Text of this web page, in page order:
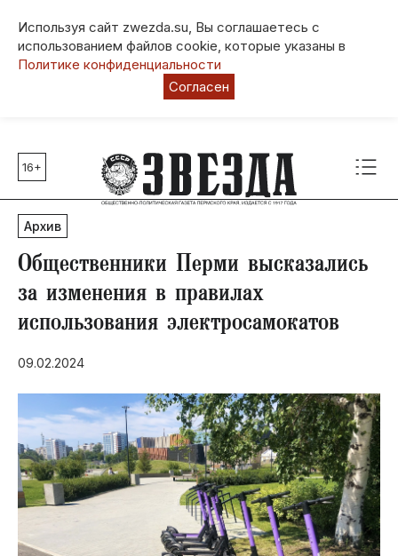
Используя сайт zwezda.su, Вы соглашаетесь с
использованием файлов cookie, которые указаны в
Политике конфиденциальности
Согласен
Главные темы
80 лет Победы
Молодежная столица РФ
СВО
Инфраструктура
Благоустройство
16+
Архив
Общественники Перми высказались
за изменения в правилах
использования электросамокатов
09.02.2024